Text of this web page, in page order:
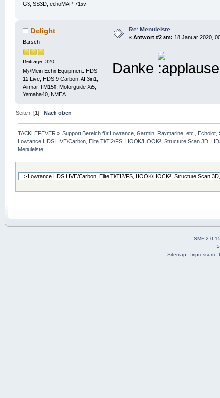
G3, SS3D, echoMAP-71sv
Delight
Barsch
Beiträge: 320
My/Mein Echo Equipment: HDS-
12 Live, HDS-9 Carbon, AI 3in1,
Airmar TM150, Motorguide Xi5,
Yamaha40, NMEA
Re: Menuleiste
« Antwort #2 am: 18 Januar 2020,
Danke
Seiten: [1]Nach oben
TACKLEFEVER » Support Bereich für Lowrance, Garmin, Raymarine, etc.,
Lowrance HDS LIVE/Carbon, Elite Ti/TI2/FS, HOOK/HOOK², Structure Scan 3D,
Menuleiste
SMF 2.0.15
Sitemap
Impressum